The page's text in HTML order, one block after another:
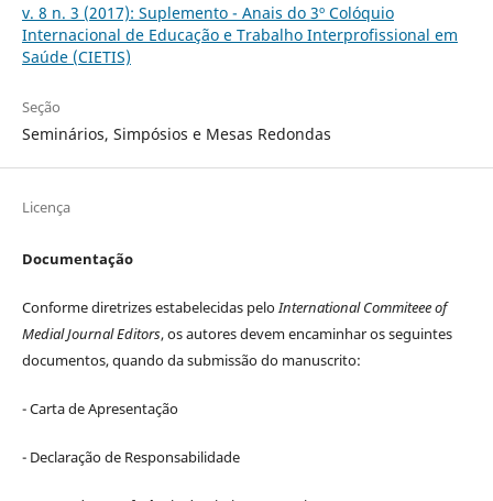
v. 8 n. 3 (2017): Suplemento - Anais do 3º Colóquio
Internacional de Educação e Trabalho Interprofissional em
Saúde (CIETIS)
Seção
Seminários, Simpósios e Mesas Redondas
Licença
Documentação
Conforme diretrizes estabelecidas peloInternational Commiteee of
Medial Journal Editors, os autores devem encaminhar os seguintes
documentos, quando da submissão do manuscrito:
- Carta de Apresentação
- Declaração de Responsabilidade